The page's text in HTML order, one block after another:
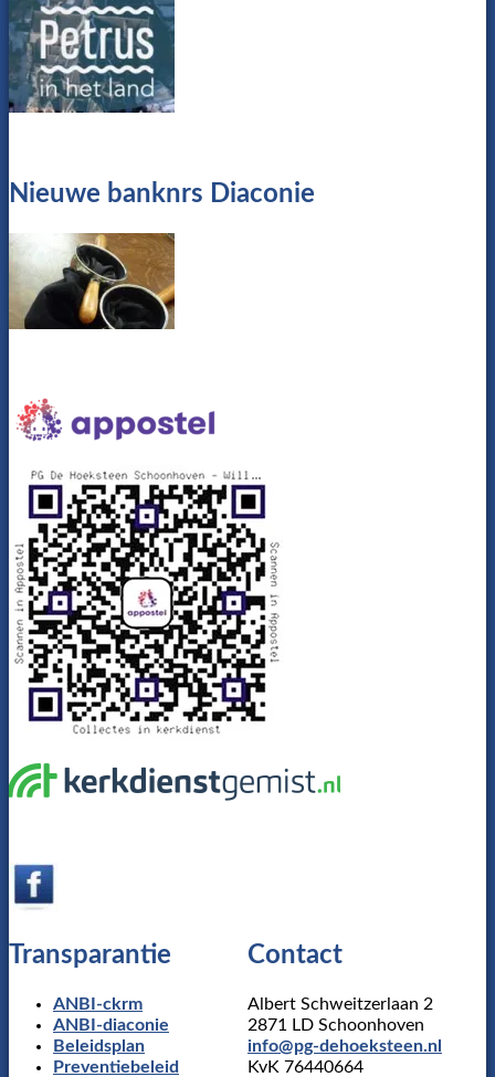
Nieuwe banknrs Diaconie
Transparantie
ANBI-ckrm
ANBI-diaconie
Beleidsplan
Preventiebeleid
Contact
Albert Schweitzerlaan 2
2871 LD Schoonhoven
info@pg-dehoeksteen.nl
KvK 76440664